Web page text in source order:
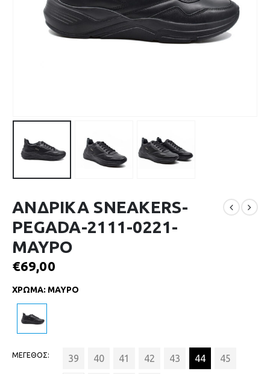
ΑΝΔΡΙΚΑ SNEAKERS-
PEGADA-2111-0221-
ΜΑΥΡΟ
€69,00
ΧΡΩΜΑ: ΜΑΥΡΟ
ΜΕΓΕΘΟΣ 39 40 41 42 43 44 45